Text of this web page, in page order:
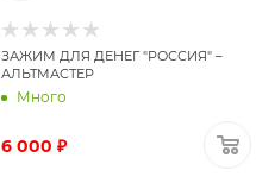
ЗАЖИМ ДЛЯ ДЕНЕГ "РОССИЯ" –
АЛЬТМАСТЕР
Много
6 000 ₽